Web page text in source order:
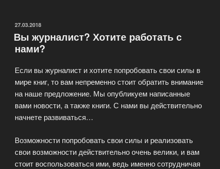
полезной
ОПУБЛИКОВАНО
27.03.2018
Вы журналист? Хотите работать с
нами?
Если вы журналист и хотите попробовать свои силы в
мире книг, то вам непременно стоит обратить внимание
на наше предложение. Мы опубликуем написанные
вами новости, а также книги. С нами вы действительно
начнете развиваться…
Возможности попробовать свои силы и реализовать
свои возможности действительно очень велики, и вам
стоит воспользоваться ими, ведь именно сотрудничая